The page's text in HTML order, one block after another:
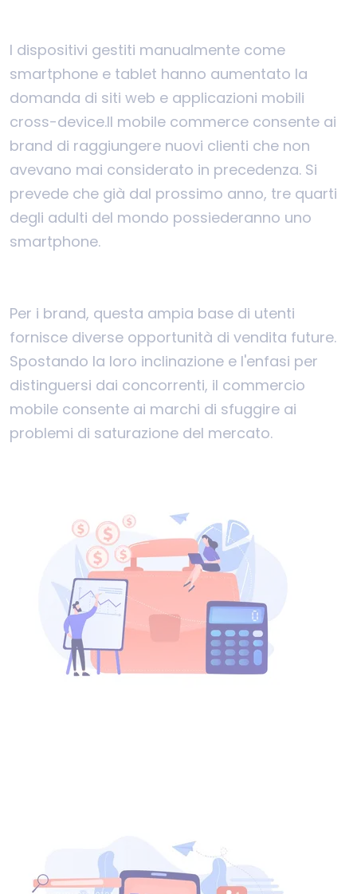
I dispositivi gestiti manualmente come
smartphone e tablet hanno aumentato la
domanda di siti web e applicazioni mobili
cross-device.Il mobile commerce consente ai
brand di raggiungere nuovi clienti che non
avevano mai considerato in precedenza. Si
prevede che già dal prossimo anno, tre quarti
degli adulti del mondo possiederanno uno
smartphone.
Per i brand, questa ampia base di utenti
fornisce diverse opportunità di vendita future.
Spostando la loro inclinazione e l'enfasi per
distinguersi dai concorrenti, il commercio
mobile consente ai marchi di sfuggire ai
problemi di saturazione del mercato.